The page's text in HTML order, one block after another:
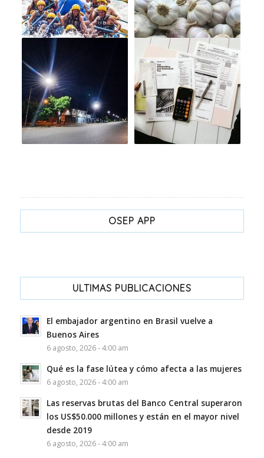
OSEP APP
ULTIMAS PUBLICACIONES
El embajador argentino en Brasil vuelve a
Buenos Aires
6 agosto, 2026 - 4:00 am
Qué es la fase lútea y cómo afecta a las mujeres
6 agosto, 2026 - 4:00 am
Las reservas brutas del Banco Central superaron
los US$50.000 millones y están en el mayor nivel
desde 2019
6 agosto, 2026 - 4:00 am